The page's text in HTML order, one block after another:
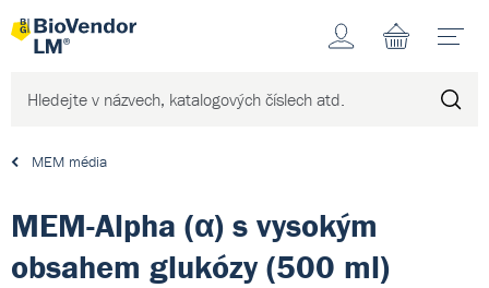
Účet
MEM média
MEM-Alpha (α) s vysokým
obsahem glukózy (500 ml)